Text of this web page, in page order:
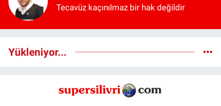
Tecavüz kaçınılmaz bir hak değildir
Yükleniyor...